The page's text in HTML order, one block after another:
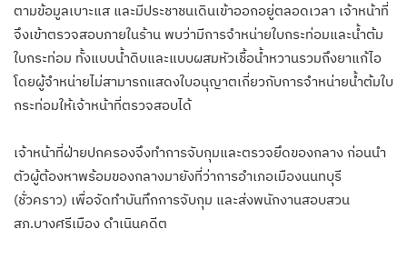
ตามข้อมูลเบาะแส และมีประชาชนเดินเข้าออกอยู่ตลอดเวลา เจ้าหน้าที่
จึงเข้าตรวจสอบภายในร้าน พบว่ามีการจำหน่ายใบกระท่อมและน้ำต้ม
ใบกระท่อม ทั้งแบบน้ำดิบและแบบผสมหัวเชื้อน้ำหวานรวมถึงยาแก้ไอ
โดยผู้จำหน่ายไม่สามารถแสดงใบอนุญาตเกี่ยวกับการจำหน่ายน้ำต้มใบ
กระท่อมให้เจ้าหน้าที่ตรวจสอบได้
เจ้าหน้าที่ฝ่ายปกครองจึงทำการจับกุมและตรวจยึดของกลาง ก่อนนำ
ตัวผู้ต้องหาพร้อมของกลางมายังที่ว่าการอำเภอเมืองนนทบุรี
(ชั่วคราว) เพื่อจัดทำบันทึกการจับกุม และส่งพนักงานสอบสวน
สภ.บางศรีเมือง ดำเนินคดีต